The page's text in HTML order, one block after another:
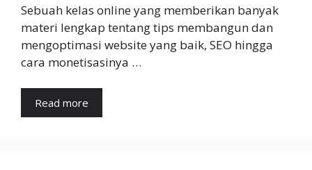
Sebuah kelas online yang memberikan banyak
materi lengkap tentang tips membangun dan
mengoptimasi website yang baik, SEO hingga
cara monetisasinya …
Read more